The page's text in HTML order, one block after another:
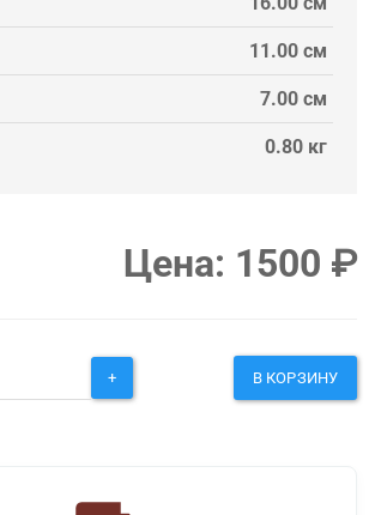
11.00 см
7.00 см
0.80 кг
Цена: 1500 ₽
+ В КОРЗИНУ